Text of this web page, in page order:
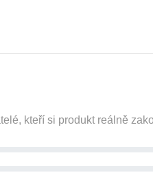
kteří si produkt reálně